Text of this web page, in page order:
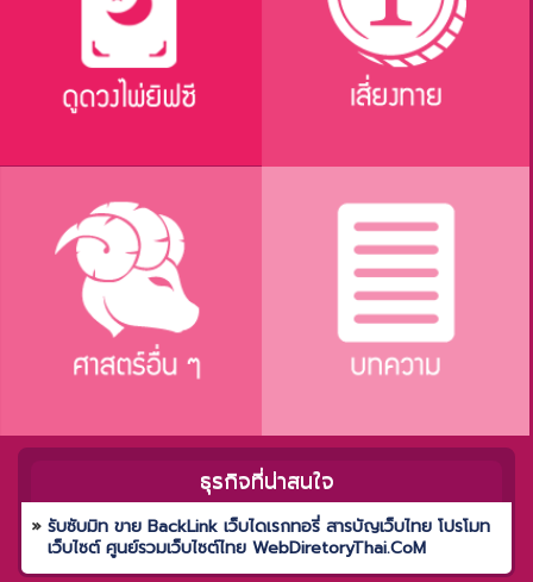
ธุรกิจที่น่าสนใจ
รับซับมิท ขาย BackLink เว็บไดเรกทอรี่ สารบัญเว็บไทย โปรโมท
เว็บไซต์ ศูนย์รวมเว็บไซต์ไทย WebDiretoryThai.CoM